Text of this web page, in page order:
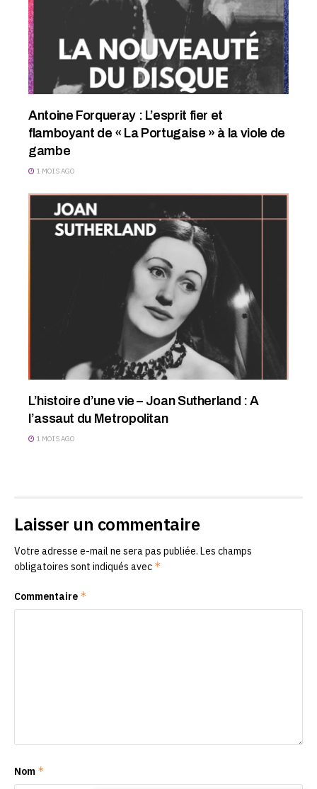
Antoine Forqueray : L’esprit fier et
flamboyant de « La Portugaise » à la viole de
gambe
1 MOIS AGO
L’histoire d’une vie – Joan Sutherland : A
l’assaut du Metropolitan
1 MOIS AGO
Laisser un commentaire
Votre adresse e-mail ne sera pas publiée. Les champs
obligatoires sont indiqués avec *
Commentaire *
Nom *